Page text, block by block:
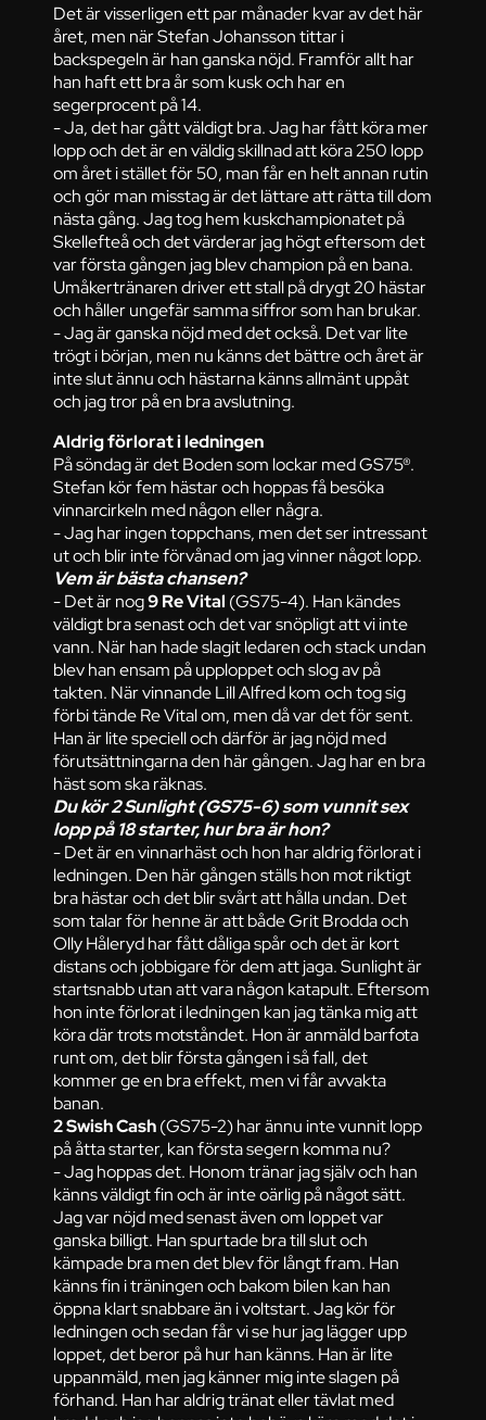
Det är visserligen ett par månader kvar av det här
året, men när Stefan Johansson tittar i
backspegeln är han ganska nöjd. Framför allt har
han haft ett bra år som kusk och har en
segerprocent på 14.
- Ja, det har gått väldigt bra. Jag har fått köra mer
lopp och det är en väldig skillnad att köra 250 lopp
om året i stället för 50, man får en helt annan rutin
och gör man misstag är det lättare att rätta till dom
nästa gång. Jag tog hem kuskchampionatet på
Skellefteå och det värderar jag högt eftersom det
var första gången jag blev champion på en bana.
Umåkertränaren driver ett stall på drygt 20 hästar
och håller ungefär samma siffror som han brukar.
- Jag är ganska nöjd med det också. Det var lite
trögt i början, men nu känns det bättre och året är
inte slut ännu och hästarna känns allmänt uppåt
och jag tror på en bra avslutning.
Aldrig förlorat i ledningen
På söndag är det Boden som lockar med GS75®.
Stefan kör fem hästar och hoppas få besöka
vinnarcirkeln med någon eller några.
- Jag har ingen toppchans, men det ser intressant
ut och blir inte förvånad om jag vinner något lopp.
Vem är bästa chansen?
- Det är nog9 Re Vital (GS75-4). Han kändes
väldigt bra senast och det var snöpligt att vi inte
vann. När han hade slagit ledaren och stack undan
blev han ensam på upploppet och slog av på
takten. När vinnande Lill Alfred kom och tog sig
förbi tände Re Vital om, men då var det för sent.
Han är lite speciell och därför är jag nöjd med
förutsättningarna den här gången. Jag har en bra
häst som ska räknas.
Du kör 2 Sunlight (GS75-6) som vunnit sex
lopp på 18 starter, hur bra är hon?
- Det är en vinnarhäst och hon har aldrig förlorat i
ledningen. Den här gången ställs hon mot riktigt
bra hästar och det blir svårt att hålla undan. Det
som talar för henne är att både Grit Brodda och
Olly Håleryd har fått dåliga spår och det är kort
distans och jobbigare för dem att jaga. Sunlight är
startsnabb utan att vara någon katapult. Eftersom
hon inte förlorat i ledningen kan jag tänka mig att
köra där trots motståndet. Hon är anmäld barfota
runt om, det blir första gången i så fall, det
kommer ge en bra effekt, men vi får avvakta
banan.
2 Swish Cash(GS75-2) har ännu inte vunnit lopp
på åtta starter, kan första segern komma nu?
- Jag hoppas det. Honom tränar jag själv och han
känns väldigt fin och är inte oärlig på något sätt.
Jag var nöjd med senast även om loppet var
ganska billigt. Han spurtade bra till slut och
kämpade bra men det blev för långt fram. Han
känns fin i träningen och bakom bilen kan han
öppna klart snabbare än i voltstart. Jag kör för
ledningen och sedan får vi se hur jag lägger upp
loppet, det beror på hur han känns. Han är lite
uppanmäld, men jag känner mig inte slagen på
förhand. Han har aldrig tränat eller tävlat med